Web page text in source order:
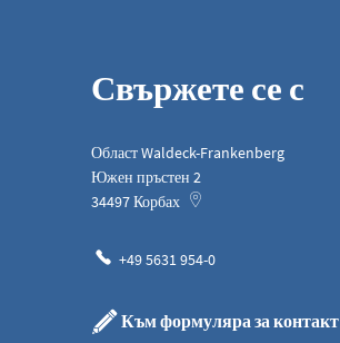
Свържете се с
Област Waldeck-Frankenberg
Южен пръстен 2
34497Корбах
+49 5631 954-0
Към формуляра за контакт